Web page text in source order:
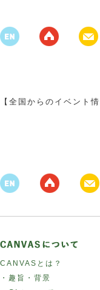
【全国からのイベント
CANVASとは？
・趣旨・背景